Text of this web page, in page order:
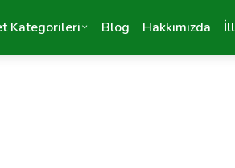
Kategorileri Blog Hakkımızda